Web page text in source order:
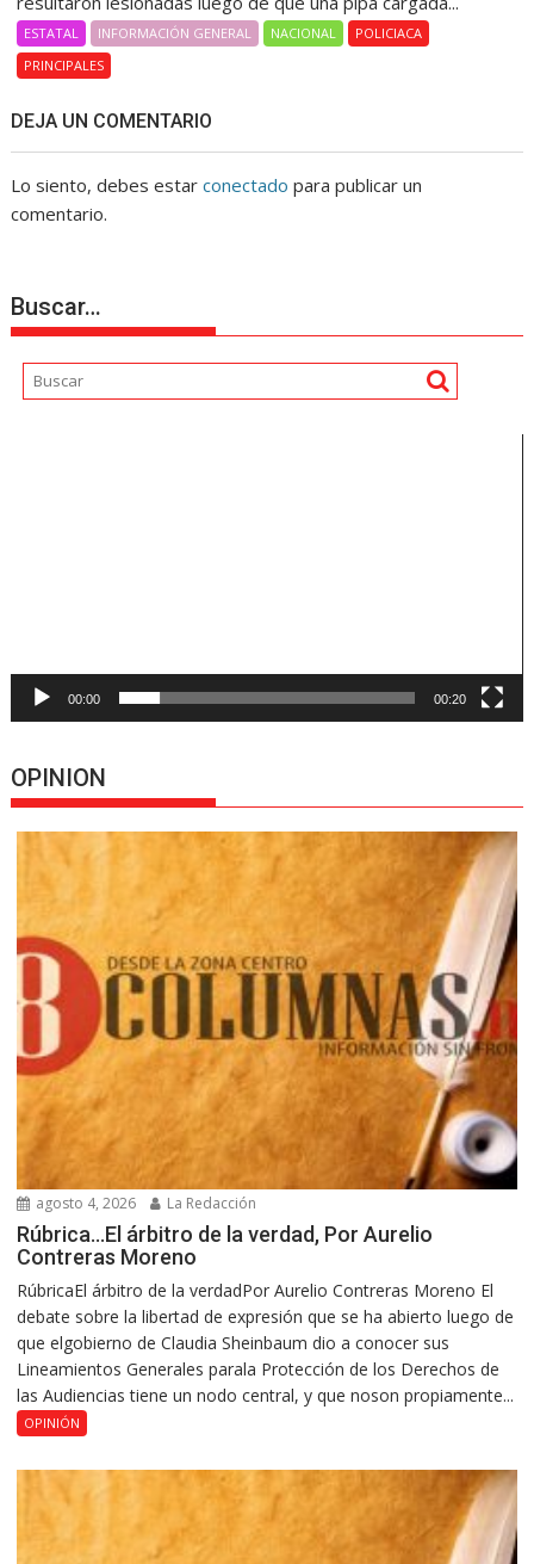
ESTATAL INFORMACIÓN GENERAL NACIONAL
POLICIACA
PRINCIPALES
DEJA UN COMENTARIO
Lo siento, debes estarconectado para publicar un
comentario.
Buscar…
00:00 00:20
OPINION
agosto 4, 2026 La Redacción
Rúbrica…El árbitro de la verdad, Por Aurelio
Contreras Moreno
RúbricaEl árbitro de la verdadPor Aurelio Contreras Moreno El
debate sobre la libertad de expresión que se ha abierto luego de
que elgobierno de Claudia Sheinbaum dio a conocer sus
Lineamientos Generales parala Protección de los Derechos de
las Audiencias tiene un nodo central, y que noson propiamente...
OPINIÓN